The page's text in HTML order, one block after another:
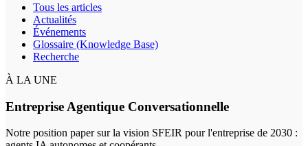
Tous les articles
Actualités
Événements
Glossaire (Knowledge Base)
Recherche
À LA UNE
Entreprise Agentique Conversationnelle
Notre position paper sur la vision SFEIR pour l'entreprise de 2030 :